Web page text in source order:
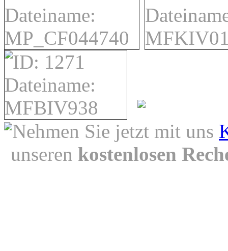
Nehmen Sie jetzt mit uns
unseren kostenlosen